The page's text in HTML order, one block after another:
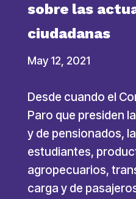
sobre las
ciudadanas
May 12, 2021
Desde cuando el
Paro que presiden
y de pensionados,
estudiantes,
agropecuarios,
carga y de